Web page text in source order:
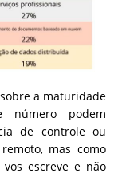
a maturidade
número podem
de controle ou
mas como
escreve e não